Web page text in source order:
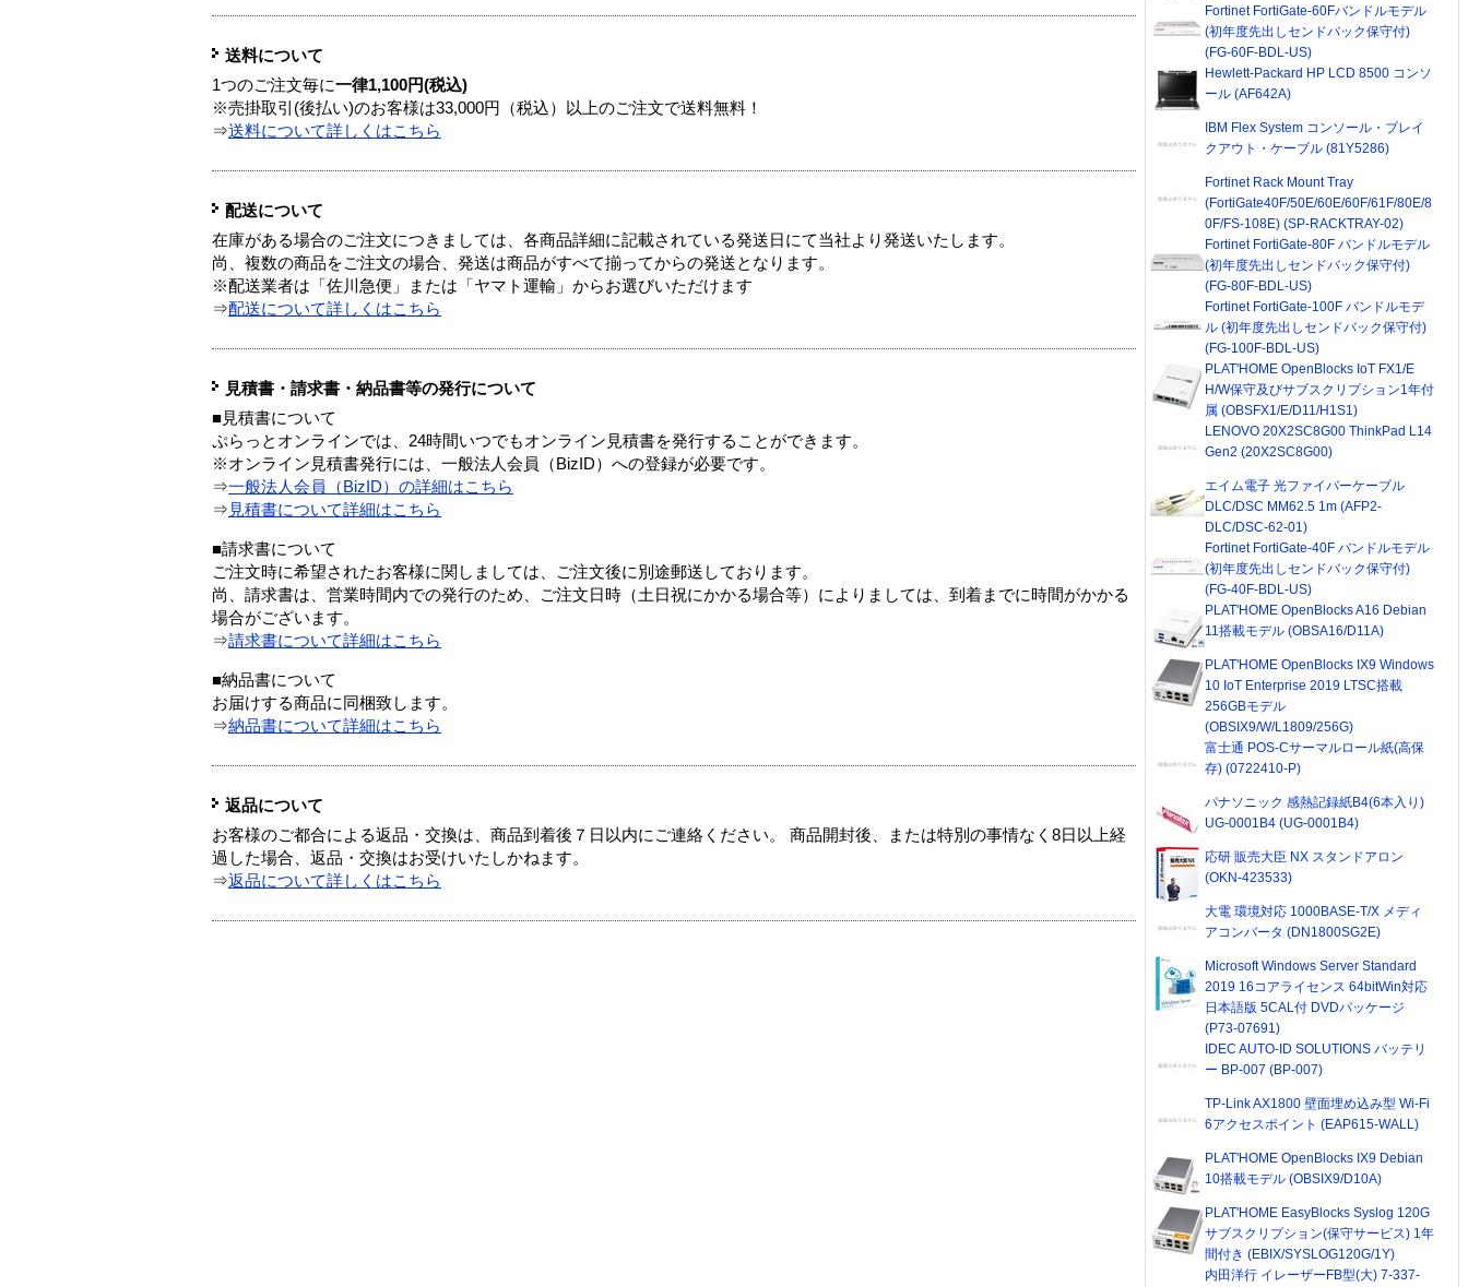
送料について
1つのご注文毎に一律1,100円(税込)
※売掛取引(後払い)のお客様は33,000円（税込）以上のご注文で送料無料！
⇒送料について詳しくはこちら
配送について
在庫がある場合のご注文につきましては、各商品詳細に記載されている発送日にて当社より発送いたします。
尚、複数の商品をご注文の場合、発送は商品がすべて揃ってからの発送となります。
※配送業者は「佐川急便」または「ヤマト運輸」からお選びいただけます
⇒配送について詳しくはこちら
見積書・請求書・納品書等の発行について
■見積書について
ぷらっとオンラインでは、24時間いつでもオンライン見積書を発行することができます。
※オンライン見積書発行には、一般法人会員（BizID）への登録が必要です。
⇒一般法人会員（BizID）の詳細はこちら
⇒ 見積書について詳細はこちら
■請求書について
ご注文時に希望されたお客様に関しましては、ご注文後に別途郵送しております。
尚、請求書は、営業時間内での発行のため、ご注文日時（土日祝にかかる場合等）によりましては、到着までに時間がかかる
場合がございます。
⇒請求書について詳細はこちら
■納品書について
お届けする商品に同梱致します。
⇒納品書について詳細はこちら
返品について
お客様のご都合による返品・交換は、商品到着後７日以内にご連絡ください。 商品開封後、または特別の事情なく8日以上経
過した場合、返品・交換はお受けいたしかねます。
⇒返品について詳しくはこちら
Fortinet FortiGate-60Fバンドルモデル
(初年度先出しセンドバック保守付)
(FG-60F-BDL-US)
Hewlett-Packard HP LCD 8500 コンソ
ール (AF642A)
IBM Flex System コンソール・ブレイ
クアウト・ケーブル (81Y5286)
Fortinet Rack Mount Tray
(FortiGate40F/50E/60E/60F/61F/80E/8
0F/FS-108E) (SP-RACKTRAY-02)
Fortinet FortiGate-80F バンドルモデル
(初年度先出しセンドバック保守付)
(FG-80F-BDL-US)
Fortinet FortiGate-100F バンドルモデ
ル (初年度先出しセンドバック保守付)
(FG-100F-BDL-US)
PLAT'HOME OpenBlocks IoT FX1/E
H/W保守及びサブスクリプション1年付
属 (OBSFX1/E/D11/H1S1)
LENOVO 20X2SC8G00 ThinkPad L14
Gen2 (20X2SC8G00)
エイム電子 光ファイバーケーブル
DLC/DSC MM62.5 1m (AFP2-
DLC/DSC-62-01)
Fortinet FortiGate-40F バンドルモデル
(初年度先出しセンドバック保守付)
(FG-40F-BDL-US)
PLAT'HOME OpenBlocks A16 Debian
11搭載モデル (OBSA16/D11A)
PLAT'HOME OpenBlocks IX9 Windows
10 IoT Enterprise 2019 LTSC搭載
256GBモデル
(OBSIX9/W/L1809/256G)
富士通 POS-Cサーマルロール紙(高保
存) (0722410-P)
パナソニック 感熱記録紙B4(6本入り)
UG-0001B4 (UG-0001B4)
応研 販売大臣 NX スタンドアロン
(OKN-423533)
大電 環境対応 1000BASE-T/X メディ
アコンバータ (DN1800SG2E)
Microsoft Windows Server Standard
2019 16コアライセンス 64bitWin対応
日本語版 5CAL付 DVDパッケージ
(P73-07691)
IDEC AUTO-ID SOLUTIONS バッテリ
ー BP-007 (BP-007)
TP-Link AX1800 壁面埋め込み型 Wi-Fi
6アクセスポイント (EAP615-WALL)
PLAT'HOME OpenBlocks IX9 Debian
10搭載モデル (OBSIX9/D10A)
PLAT'HOME EasyBlocks Syslog 120G
サブスクリプション(保守サービス) 1年
間付き (EBIX/SYSLOG120G/1Y)
内田洋行 イレーザーFB型(大) 7-337-